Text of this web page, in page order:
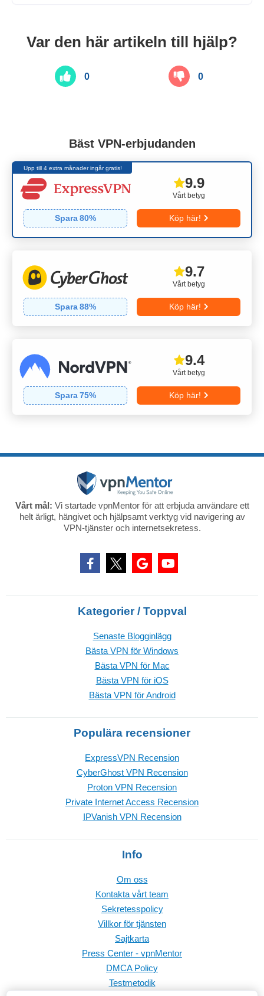
Var den här artikeln till hjälp?
0 0
Bäst VPN-erbjudanden
Upp till 4 extra månader ingår gratis!
Vårt betyg
9.9
Spara80% Köp här!
Vårt betyg
9.7
Spara88% Köp här!
Vårt betyg
9.4
Spara75% Köp här!
Vårt mål: Vi startade vpnMentor för att erbjuda användare ett
helt ärligt, hängivet och hjälpsamt verktyg vid navigering av
VPN-tjänster och internetsekretess.
Kategorier / Toppval
Senaste Blogginlägg
Bästa VPN för Windows
Bästa VPN för Mac
Bästa VPN för iOS
Bästa VPN för Android
Populära recensioner
ExpressVPN Recension
CyberGhost VPN Recension
Proton VPN Recension
Private Internet Access Recension
IPVanish VPN Recension
Info
Om oss
Kontakta vårt team
Sekretesspolicy
Villkor för tjänsten
Sajtkarta
Press Center - vpnMentor
DMCA Policy
Testmetodik